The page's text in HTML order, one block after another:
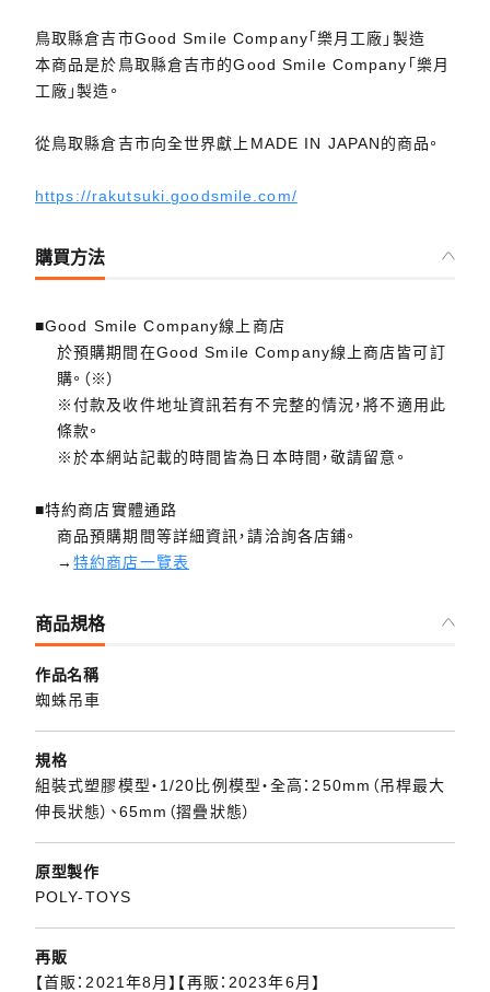
鳥取縣倉吉市Good Smile Company「樂月工廠」製造
本商品是於鳥取縣倉吉市的Good Smile Company「樂月
工廠」製造。
從鳥取縣倉吉市向全世界獻上MADE IN JAPAN的商品。
https://rakutsuki.goodsmile.com/
購買方法
■Good Smile Company線上商店
於預購期間在Good Smile Company線上商店皆可訂
購。（※）
※付款及收件地址資訊若有不完整的情況，將不適用此
條款。
※於本網站記載的時間皆為日本時間，敬請留意。
■特約商店實體通路
商品預購期間等詳細資訊，請洽詢各店鋪。
→特約商店一覽表
商品規格
作品名稱
蜘蛛吊車
規格
組裝式塑膠模型・1/20比例模型・全高：250mm（吊桿最大
伸長狀態）、65mm（摺疊狀態）
原型製作
POLY-TOYS
再販
【首販：2021年8月】【再販：2023年6月】